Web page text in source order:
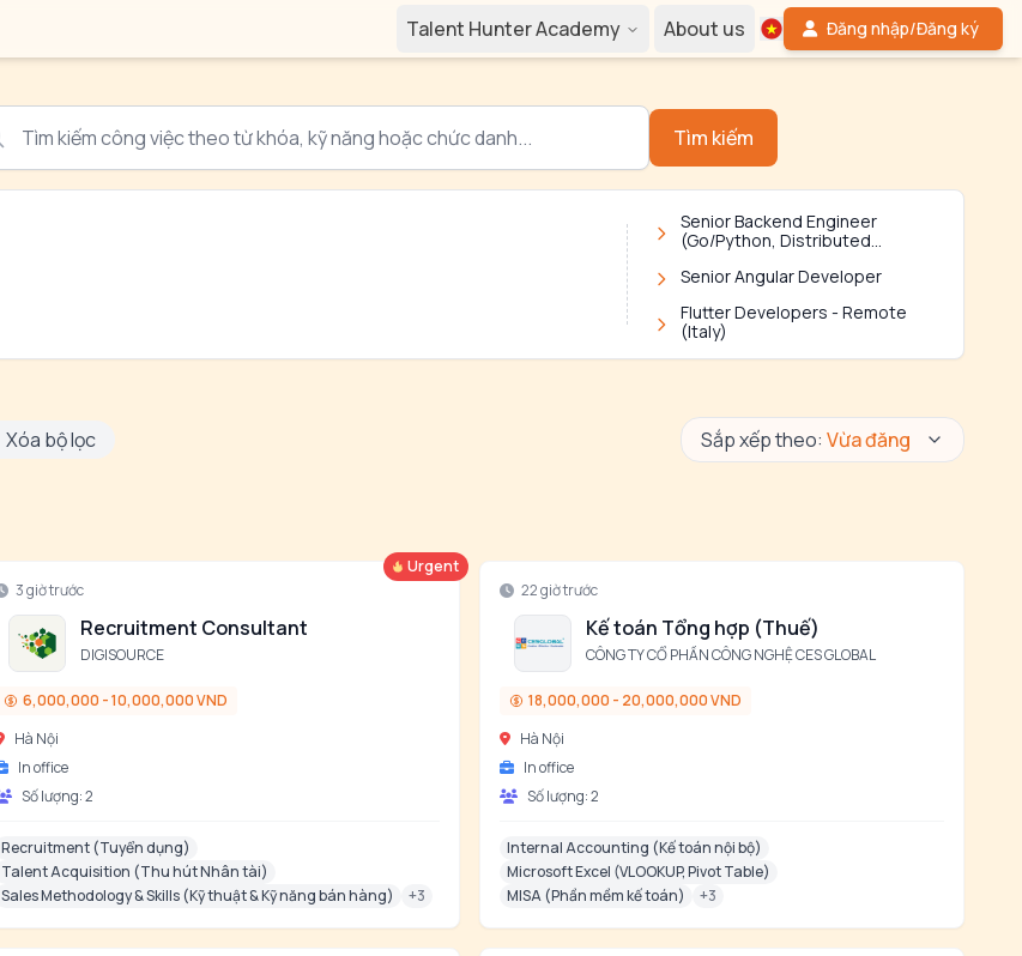
Talent Hunter Academy About us Đăng nhập/Đăng ký
Tìm kiếm
Senior Backend Engineer
(Go/Python, Distributed
Senior Angular Developer
Flutter Developers - Remote
(Italy)
Xóa bộ lọc Sắp xếp theo: Vừa đăng
Urgent
3 giờ trước
Recruitment Consultant
DIGISOURCE
6,000,000 - 10,000,000 VND
Hà Nội
In office
Số lượng:2
Recruitment (Tuyển dụng)
Talent Acquisition (Thu hút Nhân tài)
Sales Methodology & Skills (Kỹ thuật & Kỹ năng bán hàng)
+3
22 giờ trước
Kế toán Tổng hợp (Thuế)
CÔNG TY CỔ PHẦN CÔNG NGHỆ CES GLOBAL
18,000,000 - 20,000,000 VND
Hà Nội
In office
Số lượng:2
Internal Accounting (Kế toán nội bộ)
Microsoft Excel (VLOOKUP, Pivot Table)
MISA (Phần mềm kế toán)
+3